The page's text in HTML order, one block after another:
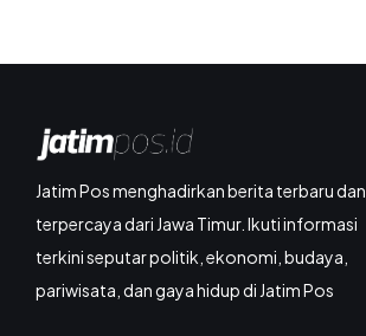
Jatim Pos menghadirkan berita terbaru dan
terpercaya dari Jawa Timur. Ikuti informasi
terkini seputar politik, ekonomi, budaya,
pariwisata, dan gaya hidup di Jatim Pos